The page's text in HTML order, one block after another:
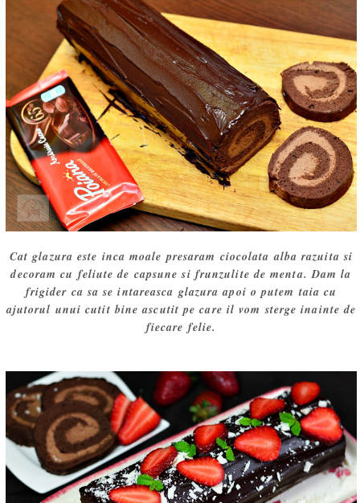
Cat glazura este inca moale presaram ciocolata alba razuita si
decoram cu feliute de capsune si frunzulite de menta. Dam la
frigider ca sa se intareasca glazura apoi o putem taia cu
ajutorul unui cutit bine ascutit pe care il vom sterge inainte de
fiecare felie.